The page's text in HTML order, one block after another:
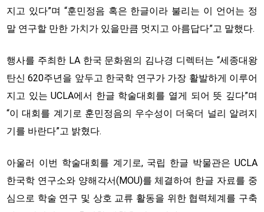
지고 있다”며 “훈민정음 혹은 한글이라 불리는 이 언어는 정
말 연구할 만한 가치가 있을만큼 멋지고 아름답다”고 말했다.
행사를 주최한 LA 한국 문화원의 김나경 디렉터는 “세종대왕
탄신 620주년을 앞두고 한국학 연구가 가장 활발하게 이루어
지고 있는 UCLA에서 한글 학술대회를 열게 되어 뜻 깊다”며
“이 대회를 계기로 훈민정음의 우수성이 더욱더 널리 알려지
기를 바란다”고 밝혔다.
아울러 이번 학술대회를 계기로, 국립 한글 박물관은 UCLA
한국학 연구소와 양해각서(MOU)를 체결하여 한글 자료를 중
심으로 학술 연구 및 상호 교류 활동을 위한 협력체계를 구축